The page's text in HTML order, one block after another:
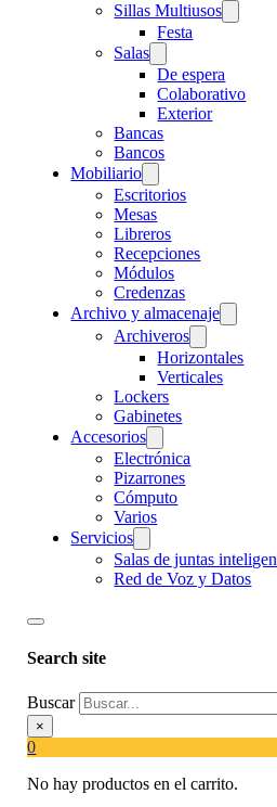
Sillas Multiusos
Festa
Salas
De espera
Colaborativo
Exterior
Bancas
Bancos
Mobiliario
Escritorios
Mesas
Libreros
Recepciones
Módulos
Credenzas
Archivo y almacenaje
Archiveros
Horizontales
Verticales
Lockers
Gabinetes
Accesorios
Electrónica
Pizarrones
Cómputo
Varios
Servicios
Salas de juntas
Red de Voz y Datos
Search site
Buscar
×
0
No hay productos en el carrito.